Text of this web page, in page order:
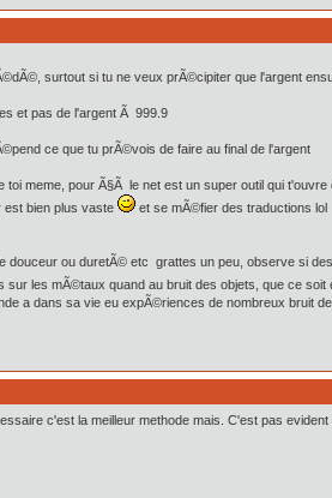
surtout si tu ne veux prÃ©cipiter que l'argent
et pas de l'argent Ã 999.9
ce que tu prÃ©vois de faire au final de l'argent
meme, pour Ã§Ã le net est un super outil qui t'ouvre
est bien plus vaste
et se mÃ©fier des traductions lol
ou duretÃ© etc grattes un peu, observe si
les mÃ©taux quand au bruit des objets, que ce
a dans sa vie eu expÃ©riences de nombreux bruit
c'est la meilleur methode mais. C'est pas